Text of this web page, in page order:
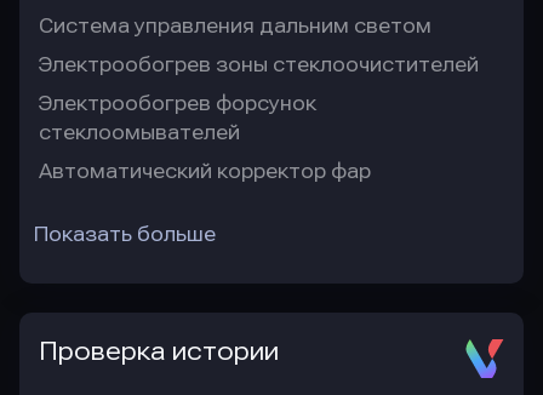
Система управления дальним светом
Электрообогрев зоны стеклоочистителей
Электрообогрев форсунок
стеклоомывателей
Автоматический корректор фар
Показать больше
Проверка истории